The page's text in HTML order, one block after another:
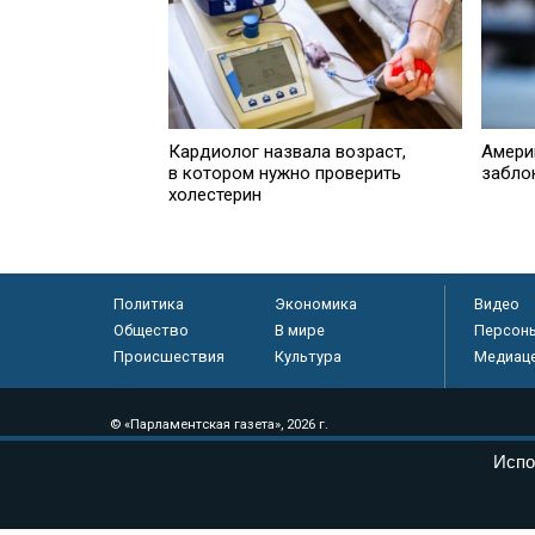
Кардиолог назвала возраст,
в котором нужно проверить
холестерин
Политика
Экономика
Общество
В мире
Происшествия
Культура
Видео
© «Парламентская газета», 2026 г.
Свидетельство о регистрации Эл № ФС77-46097